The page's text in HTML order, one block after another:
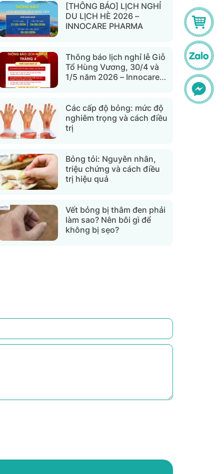
[THÔNG BÁO] LỊCH NGHỈ
DU LỊCH HÈ 2026 –
INNOCARE PHARMA
Thông báo lịch nghỉ lễ Giỗ
Tổ Hùng Vương, 30/4 và
1/5 năm 2026 – Innocare
Các cấp độ bỏng: mức độ
nghiêm trọng và cách điều
trị
Bỏng tỏi: Nguyên nhân,
triệu chứng và cách điều
trị hiệu quả
Vết bỏng bị thâm đen phải
làm sao? Nên bôi gì để
không bị sẹo?